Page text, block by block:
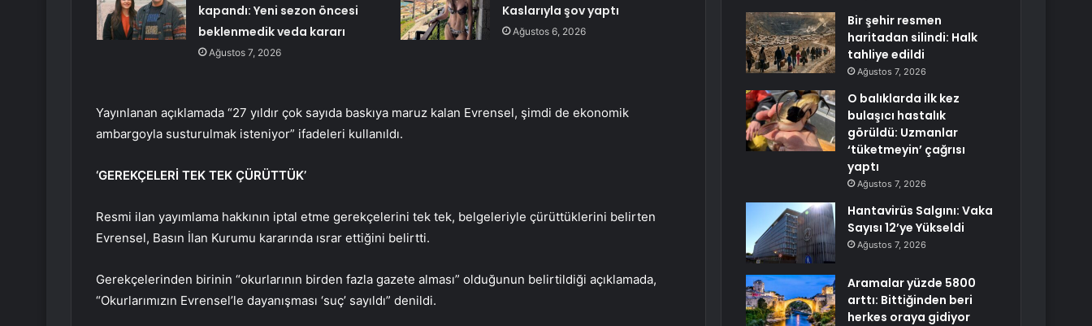
kapandı: Yeni sezon öncesi
beklenmedik veda kararı
Ağustos 7, 2026
Kaslarıyla şov yaptı
Ağustos 6, 2026
Yayınlanan açıklamada “27 yıldır çok sayıda baskıya maruz kalan Evrensel, şimdi de ekonomik
ambargoyla susturulmak isteniyor” ifadeleri kullanıldı.
‘GEREKÇELERİ TEK TEK ÇÜRÜTTÜK’
Resmi ilan yayımlama hakkının iptal etme gerekçelerini tek tek, belgeleriyle çürüttüklerini belirten
Evrensel, Basın İlan Kurumu kararında ısrar ettiğini belirtti.
Gerekçelerinden birinin “okurlarının birden fazla gazete alması” olduğunun belirtildiği açıklamada,
“Okurlarımızın Evrensel’le dayanışması ‘suç’ sayıldı” denildi.
Bir şehir resmen
haritadan silindi: Halk
tahliye edildi
Ağustos 7, 2026
O balıklarda ilk kez
bulaşıcı hastalık
görüldü: Uzmanlar
‘tüketmeyin’ çağrısı
yaptı
Ağustos 7, 2026
Hantavirüs Salgını: Vaka
Sayısı 12’ye Yükseldi
Ağustos 7, 2026
Aramalar yüzde 5800
arttı: Bittiğinden beri
herkes oraya gidiyor